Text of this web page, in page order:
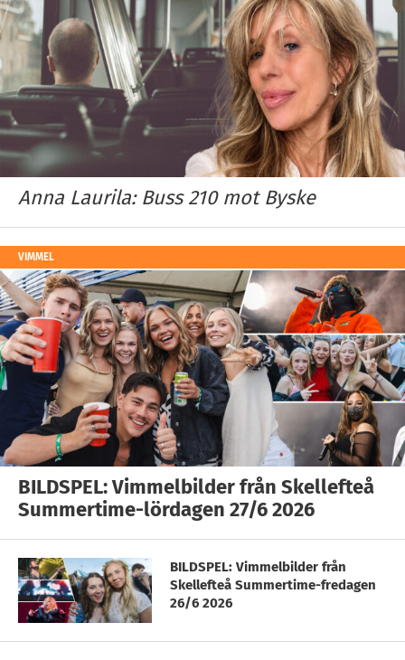
Anna Laurila: Buss 210 mot Byske
VIMMEL
BILDSPEL: Vimmelbilder från Skellefteå
Summertime-lördagen 27/6 2026
BILDSPEL: Vimmelbilder från
Skellefteå Summertime-fredagen
26/6 2026